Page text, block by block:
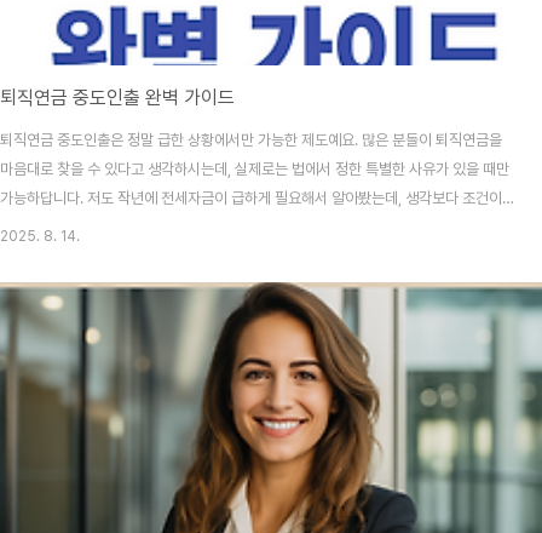
퇴직연금 중도인출 완벽 가이드
퇴직연금 중도인출은 정말 급한 상황에서만 가능한 제도예요. 많은 분들이 퇴직연금을
마음대로 찾을 수 있다고 생각하시는데, 실제로는 법에서 정한 특별한 사유가 있을 때만
가능하답니다. 저도 작년에 전세자금이 급하게 필요해서 알아봤는데, 생각보다 조건이
까다롭더라고요. 근로자퇴직급여보장법에서 정한 8가지 사유에 해당해야만 중도인출이
지 못하도록 제한을 두고 있어요. 하지만 정말 절박한 상황에 처한 근로자들을 위해 예외
적으로 인출을 허용하고 있죠. 2025년 현재 퇴직연금 가입자가 2000만명을 넘어섰
고, 적립금도 400조원을 돌파했는데요. 이렇게 큰 규모의 자금이 제대로 관리되고 보호
받을 수 있는 건 엄격한 인출 제한 덕분이기도..
2025. 8. 14.